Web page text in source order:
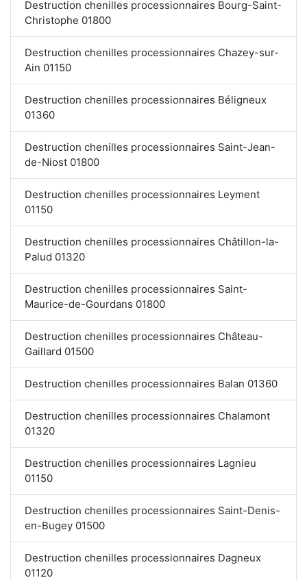
Destruction chenilles processionnaires Bourg-Saint-
Christophe 01800
Destruction chenilles processionnaires Chazey-sur-
Ain 01150
Destruction chenilles processionnaires Béligneux
01360
Destruction chenilles processionnaires Saint-Jean-
de-Niost 01800
Destruction chenilles processionnaires Leyment
01150
Destruction chenilles processionnaires Châtillon-la-
Palud 01320
Destruction chenilles processionnaires Saint-
Maurice-de-Gourdans 01800
Destruction chenilles processionnaires Château-
Gaillard 01500
Destruction chenilles processionnaires Balan 01360
Destruction chenilles processionnaires Chalamont
01320
Destruction chenilles processionnaires Lagnieu
01150
Destruction chenilles processionnaires Saint-Denis-
en-Bugey 01500
Destruction chenilles processionnaires Dagneux
01120